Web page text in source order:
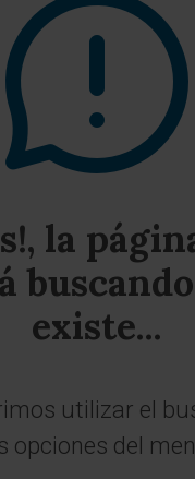
la
existe...
utilizar el
opciones del